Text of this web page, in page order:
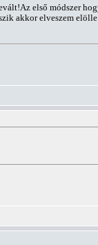
első módszer
akkor elveszem